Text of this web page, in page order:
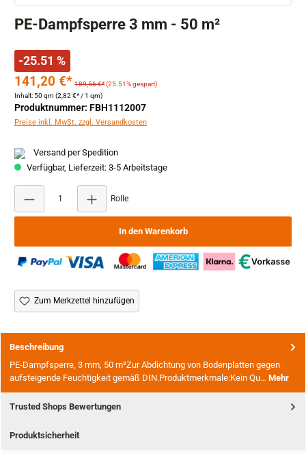
PE-Dampfsperre 3 mm - 50 m²
-25.51 %
141,20 €* 189,56 €*(25.51% gespart)
Inhalt:50 qm (2,82 €* / 1 qm)
Produktnummer: FBH1112007
Preise inkl. MwSt. zzgl. Versandkosten
Versand per Spedition
Verfügbar, Lieferzeit: 3-5 Arbeitstage
Rolle
In den Warenkorb
Zum Merkzettel hinzufügen
Beschreibung
PE-Dampfsperre, 3 mm, 50 m²Zur Abdichtung von Bodenplatten gegen
aufsteigende Feuchtigkeit gemäß DIN.Produktmerkmale:Kein Qu… Mehr
Trusted Shops Bewertungen
Produktsicherheit